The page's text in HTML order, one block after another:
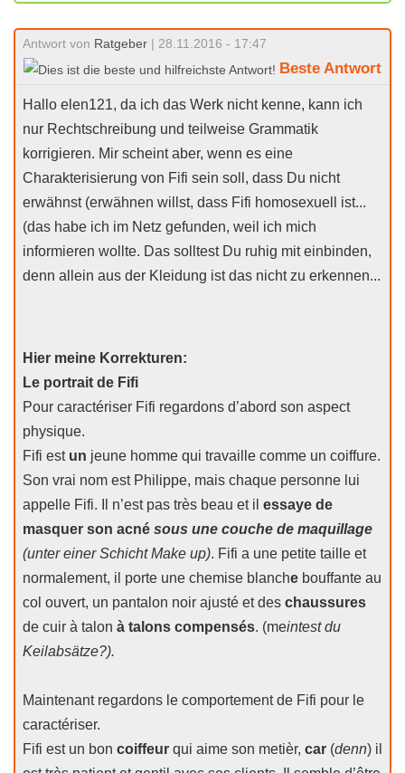
Antwort von Ratgeber | 28.11.2016 - 17:47
Beste Antwort
Hallo elen121, da ich das Werk nicht kenne, kann ich
nur Rechtschreibung und teilweise Grammatik
korrigieren. Mir scheint aber, wenn es eine
Charakterisierung von Fifi sein soll, dass Du nicht
erwähnst (erwähnen willst, dass Fifi homosexuell ist...
(das habe ich im Netz gefunden, weil ich mich
informieren wollte. Das solltest Du ruhig mit einbinden,
denn allein aus der Kleidung ist das nicht zu erkennen...
Hier meine Korrekturen:
Le portrait de Fifi
Pour caractériser Fifi regardons d’abord son aspect
physique.
Fifi est un jeune homme qui travaille comme un coiffure.
Son vrai nom est Philippe, mais chaque personne lui
appelle Fifi. Il n’est pas très beau et il essaye de
masquer son acné sous une couche de maquillage
(unter einer Schicht Make up). Fifi a une petite taille et
normalement, il porte une chemise blanche bouffante au
col ouvert, un pantalon noir ajusté et des chaussures
de cuir à talon à talons compensés. (meintest du
Keilabsätze?).
Maintenant regardons le comportement de Fifi pour le
caractériser.
Fifi est un bon coiffeur qui aime son metièr, car (denn) il